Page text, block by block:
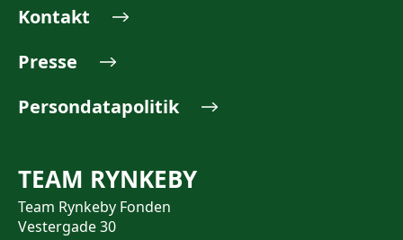
Kontakt
Presse
Persondatapolitik
TEAM RYNKEBY
Team Rynkeby Fonden
Vestergade 30